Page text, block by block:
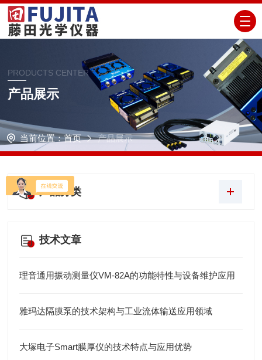
PRODUCTS CENTER
产品展示
当前位置：首页 产品展示
产品分类
技术文章
理音通用振动测量仪VM-82A的功能特性与设备维护应用
雅玛达隔膜泵的技术架构与工业流体输送应用领域
大塚电子Smart膜厚仪的技术特点与应用优势